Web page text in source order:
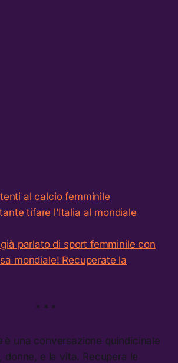
al calcio femminile
tifare l’Italia al mondiale
parlato di sport femminile con
mondiale! Recuperate la
* * *
è una conversazione quindicinale
donne, e la vita. Recupera le